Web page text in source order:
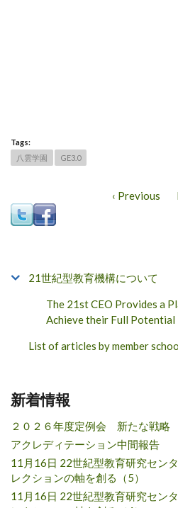
Tags:
八雲学園
GE3.0
‹ Previous
21世紀型教育機構について
The 21st CEO Provides a
Achieve their Full Potential
List of articles by member
新着情報
２０２６年度定例会 新たな戦略
アクレディテーション中間報告
11月16日 22世紀型教育研究セン
レクションの軸を創る（5）
11月16日 22世紀型教育研究セン